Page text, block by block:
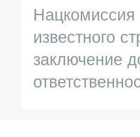
Нацкомиссия
известного
заключение